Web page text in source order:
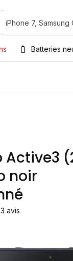
Batteries
Active3
noir
3 avis